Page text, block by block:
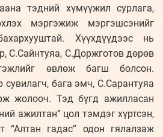
тэдний хүмүүжил сурлага,
мэргэжиж мэргэшсэнийг
Хүүхдүүдээс нь
С.Сайнтуяа, С.Доржготов дөрөв
өвлөж багш болсон.
сувилагч, бага эмч, С.Сарантуяа
жолооч. Тэд бүгд ажилласан
ажилтан” цол тэмдэг хүртсэн,
“Алтан гадас” одон гялалзаж